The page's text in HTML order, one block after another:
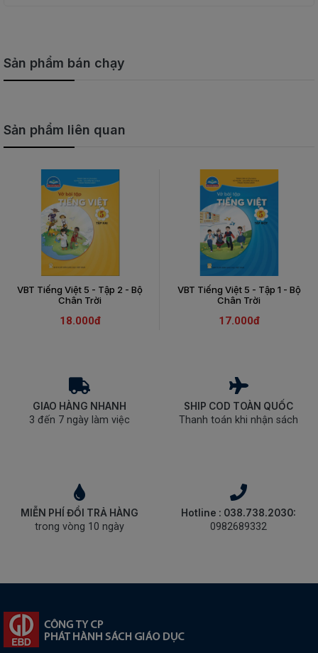
Sản phẩm bán chạy
Sản phẩm liên quan
VBT Tiếng Việt 5 - Tập 2 - Bộ
Chân Trời
18.000đ
VBT Tiếng Việt 5 - Tập 1 - Bộ
Chân Trời
17.000đ
GIAO HÀNG NHANH
3 đến 7 ngày làm việc
SHIP COD TOÀN QUỐC
Thanh toán khi nhận sách
MIỄN PHÍ ĐỔI TRẢ HÀNG
trong vòng 10 ngày
Hotline : 038.738.2030:
0982689332